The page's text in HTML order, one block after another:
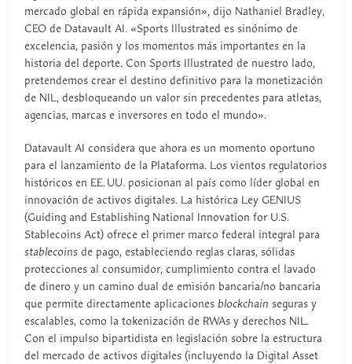
mercado global en rápida expansión», dijo Nathaniel Bradley,
CEO de Datavault AI. «Sports Illustrated es sinónimo de
excelencia, pasión y los momentos más importantes en la
historia del deporte. Con Sports Illustrated de nuestro lado,
pretendemos crear el destino definitivo para la monetización
de NIL, desbloqueando un valor sin precedentes para atletas,
agencias, marcas e inversores en todo el mundo».
Datavault AI considera que ahora es un momento oportuno
para el lanzamiento de la Plataforma. Los vientos regulatorios
históricos en EE. UU. posicionan al país como líder global en
innovación de activos digitales. La histórica Ley GENIUS
(Guiding and Establishing National Innovation for U.S.
Stablecoins Act) ofrece el primer marco federal integral para
stablecoinsde pago, estableciendo reglas claras, sólidas
protecciones al consumidor, cumplimiento contra el lavado
de dinero y un camino dual de emisión bancaria/no bancaria
que permite directamente aplicacionesblockchain seguras y
escalables, como la tokenización de RWAs y derechos NIL.
Con el impulso bipartidista en legislación sobre la estructura
del mercado de activos digitales (incluyendo la Digital Asset